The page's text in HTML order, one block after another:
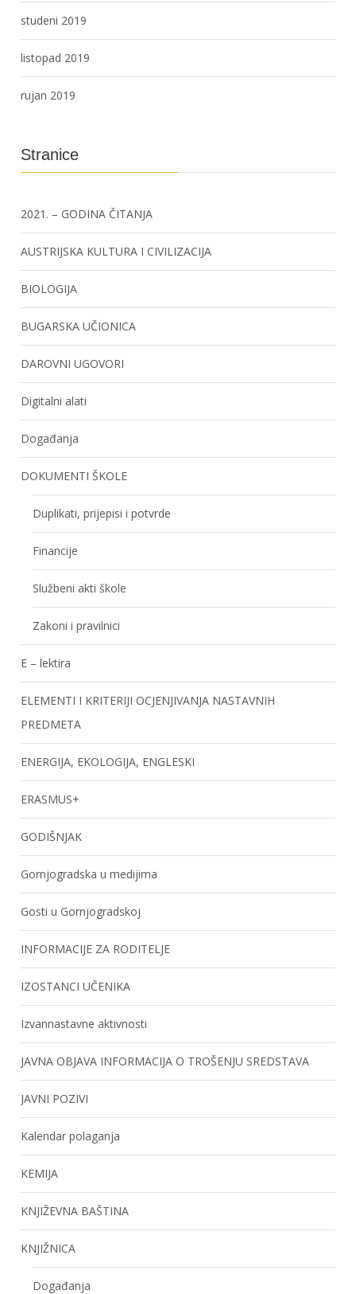
studeni 2019
listopad 2019
rujan 2019
Stranice
2021. – GODINA ČITANJA
AUSTRIJSKA KULTURA I CIVILIZACIJA
BIOLOGIJA
BUGARSKA UČIONICA
DAROVNI UGOVORI
Digitalni alati
Događanja
DOKUMENTI ŠKOLE
Duplikati, prijepisi i potvrde
Financije
Službeni akti škole
Zakoni i pravilnici
E – lektira
ELEMENTI I KRITERIJI OCJENJIVANJA NASTAVNIH
PREDMETA
ENERGIJA, EKOLOGIJA, ENGLESKI
ERASMUS+
GODIŠNJAK
Gornjogradska u medijima
Gosti u Gornjogradskoj
INFORMACIJE ZA RODITELJE
IZOSTANCI UČENIKA
Izvannastavne aktivnosti
JAVNA OBJAVA INFORMACIJA O TROŠENJU SREDSTAVA
JAVNI POZIVI
Kalendar polaganja
KEMIJA
KNJIŽEVNA BAŠTINA
KNJIŽNICA
Događanja